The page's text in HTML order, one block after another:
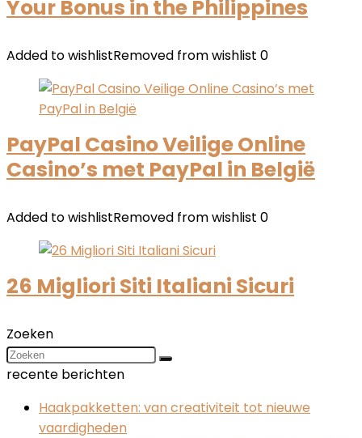
Your Bonus in the Philippines
Added to wishlistRemoved from wishlist 0
PayPal Casino Veilige Online
Casino’s met PayPal in België
Added to wishlistRemoved from wishlist 0
26 Migliori Siti Italiani Sicuri
Zoeken
recente berichten
Haakpakketten: van creativiteit tot nieuwe
vaardigheden